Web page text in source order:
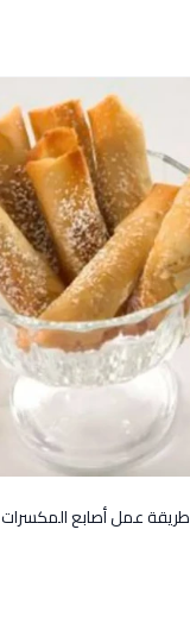
طريقة عمل أصابع المكسرات